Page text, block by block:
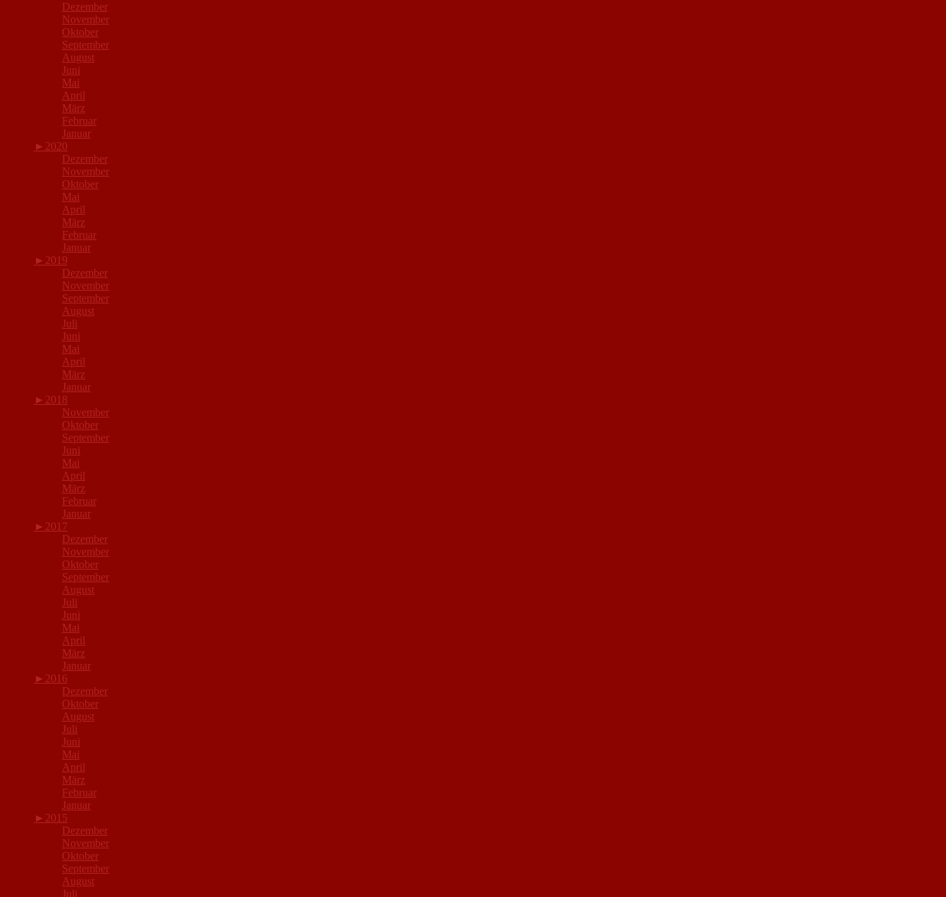
Dezember
November
Oktober
September
August
Juni
Mai
April
März
Februar
Januar
► 2020
Dezember
November
Oktober
Mai
April
März
Februar
Januar
► 2019
Dezember
November
September
August
Juli
Juni
Mai
April
März
Januar
► 2018
November
Oktober
September
Juni
Mai
April
März
Februar
Januar
► 2017
Dezember
November
Oktober
September
August
Juli
Juni
Mai
April
März
Januar
► 2016
Dezember
Oktober
August
Juli
Juni
Mai
April
März
Februar
Januar
► 2015
Dezember
November
Oktober
September
August
Juli